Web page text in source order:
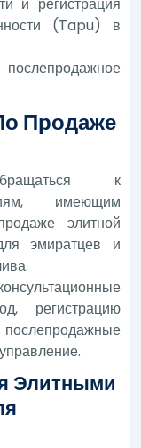
(Tapu) в
Продаже
к
имеющим
элитной
эмиратцев и
регистрацию
Элитными